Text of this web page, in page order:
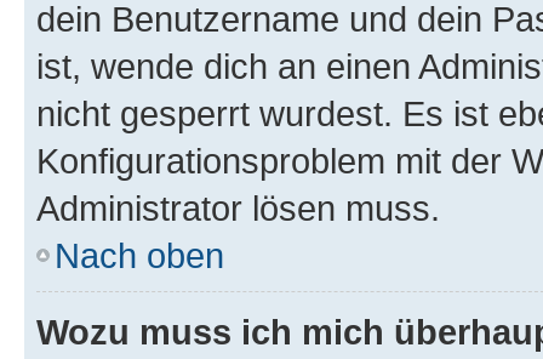
dein Benutzername und dein
ist, wende dich an einen
nicht gesperrt wurdest. Es ist
Konfigurationsproblem mit der
Administrator lösen muss.
Nach oben
Wozu muss ich mich